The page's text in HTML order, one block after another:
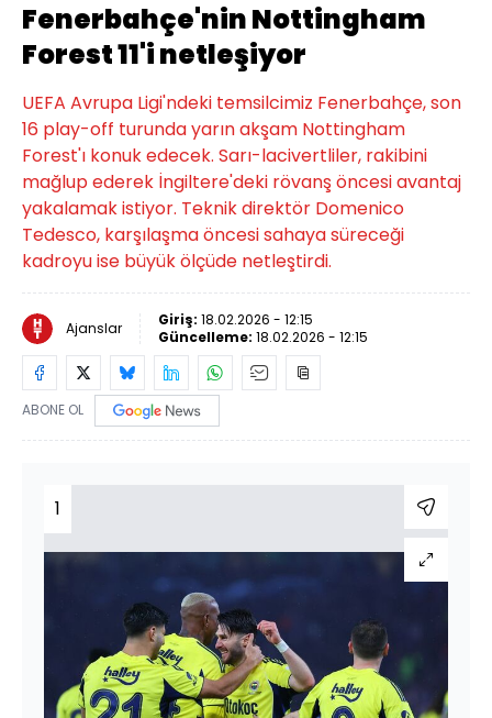
Fenerbahçe'nin Nottingham
Forest 11'i netleşiyor
UEFA Avrupa Ligi'ndeki temsilcimiz Fenerbahçe, son
16 play-off turunda yarın akşam Nottingham
Forest'ı konuk edecek. Sarı-lacivertliler, rakibini
mağlup ederek İngiltere'deki rövanş öncesi avantaj
yakalamak istiyor. Teknik direktör Domenico
Tedesco, karşılaşma öncesi sahaya süreceği
kadroyu ise büyük ölçüde netleştirdi.
Ajanslar Giriş: 18.02.2026 - 12:15
Güncelleme: 18.02.2026 - 12:15
ABONE OL
1